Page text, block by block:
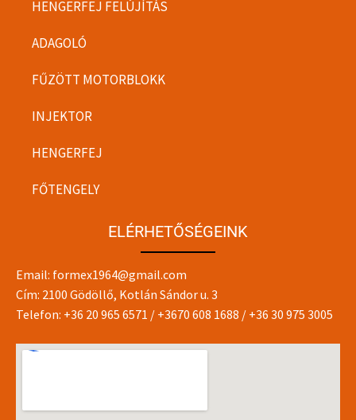
HENGERFEJ FELÚJÍTÁS
ADAGOLÓ
FŰZÖTT MOTORBLOKK
INJEKTOR
HENGERFEJ
FŐTENGELY
ELÉRHETŐSÉGEINK
Email: formex1964@gmail.com
Cím: 2100 Gödöllő, Kotlán Sándor u. 3
Telefon: +36 20 965 6571 / +3670 608 1688 / +36 30 975 3005